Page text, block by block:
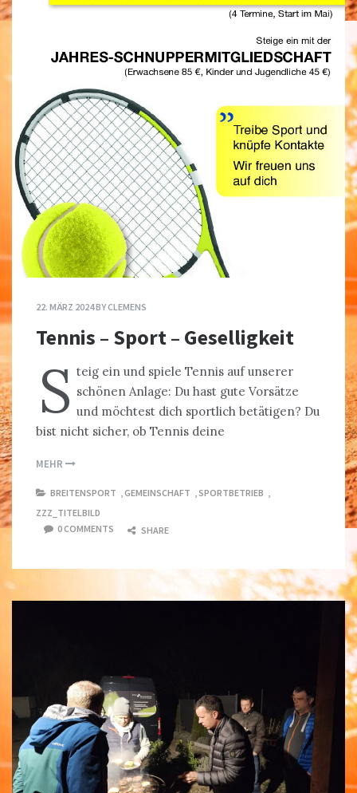
22. MÄRZ 2024BYCLEMENS
Tennis – Sport – Geselligkeit
S teig ein und spiele Tennis auf unserer
schönen Anlage: Du hast gute Vorsätze
und möchtest dich sportlich betätigen? Du
bist nicht sicher, ob Tennis deine
MEHR
BREITENSPORT ,GEMEINSCHAFT ,SPORTBETRIEB ,
ZZZ_TITELBILD
0 COMMENTS
SHARE